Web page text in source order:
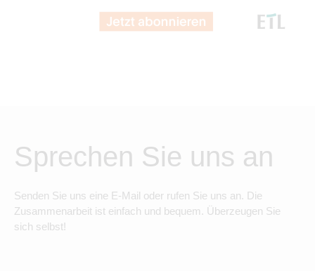
Sprechen Sie uns an
Senden Sie uns eine E-Mail oder rufen Sie uns an. Die
Zusammenarbeit ist einfach und bequem. Überzeugen Sie
sich selbst!